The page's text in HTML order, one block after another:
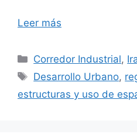
Leer más
Categorías
Corredor Industrial,
Etiquetas
Desarrollo Urbano,
estructuras y uso de